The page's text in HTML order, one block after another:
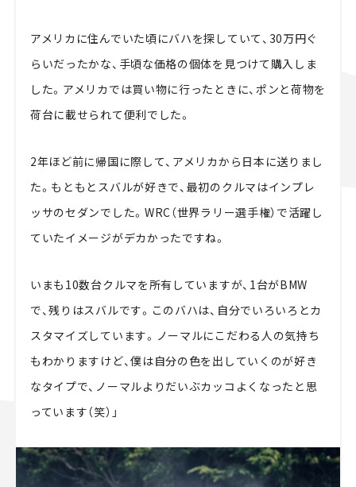
アメリカに住んでいた頃にバハを探していて、30万円ぐ
らいだったかな、手頃な価格の個体を見つけて購入しま
した。アメリカでは買い物に行ったときに、ポンと荷物を
荷台に載せられて便利でした。
2年ほど前に帰国に際して、アメリカから日本に送りまし
た。もともとスバルが好きで、最初のクルマはインプレ
ッサのセダンでした。WRC（世界ラリー選手権）で活躍し
ていたイメージがデカかったですね。
いまも10数台クルマを所有していますが、1台がBMW
で、残りはスバルです。このバハは、自分でいろいろとカ
スタマイズしています。ノーマルにこだわる人の気持ち
もわかりますけど、僕は自分の色を出していくのが好き
なタイプで、ノーマルよりだいぶカッコよくなったと思
っています（笑）」